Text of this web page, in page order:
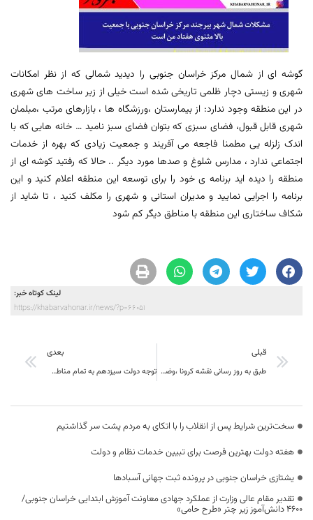
گوشه ای از شمال مرکز خراسان جنوبی را دیدید شمالی که از نظر امکانات
شهری و زیستی دچار ظلمی تاریخی شده است خیلی از زیر ساخت های شهری
در این منطقه وجود ندارد: از بیمارستان ،ورزشگاه ها ، بازارهای مرتب ،مبلمان
شهری قابل قبول، فضای سبزی که بتوان فضای سبز نامید … خانه هایی که با
اندک زلزله یی مطمنا فاجعه می آفریند و جمعیت زیادی که بهره از خدمات
اجتماعی ندارد ، مدارس شلوغ و صدها مورد دیگر .. حالا که رفتید کوشه ای از
منطقه را دیده اید برنامه ی خود را برای توسعه این منطقه اعلام کنید و این
برنامه را اجرایی نمایید و مدیران استانی و شهری را مکلف کنید ، تا شاید از
شکاف ساختاری این منطقه با مناطق دیگر کم شود
لینک کوتاه خبر:
https://khabarvahonar.ir/news/?p=66051
قبلی
طبق به روز رسانی نقشه کرونا ،وضعیت خراسان جنوبی روند رو به بهبود پیدا کرد
بعدی
توجه دولت سیزدهم به تمام مناطق کشور است
سخت‌ترین شرایط پس از انقلاب را با اتکای به مردم پشت سر گذاشتیم
هفته دولت بهترین فرصت برای تبیین خدمات نظام و دولت
یشتازی خراسان جنوبی در پرونده ثبت جهانی آسبادها
تقدیر مقام عالی وزارت از عملکرد جهادی معاونت آموزش ابتدایی خراسان جنوبی/
۴۶۰۰ دانش‌آموز زیر چتر «طرح حامی»